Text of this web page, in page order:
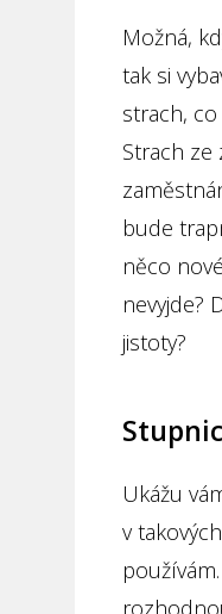
Možná,
tak si
strach,
Strach ze
bude
něco
nevyjde?
jistoty?
Ukážu
v